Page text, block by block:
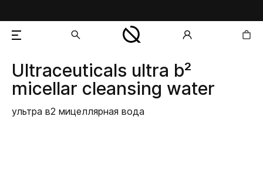
добавлен в корзину
Ultraceuticals ultra b²
micellar cleansing water
ультра в2 мицеллярная вода